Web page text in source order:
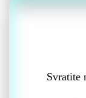
Svratite